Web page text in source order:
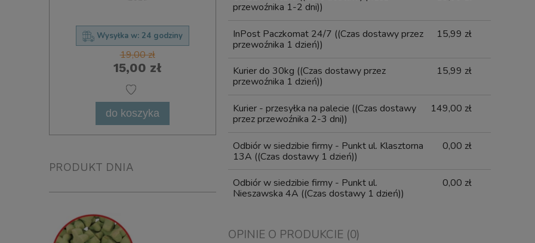
Wysyłka w: 24 godziny
19,00 zł
15,00 zł
do koszyka
Wysyłka w: 24 godziny
6,15 zł
do koszyka
Wysyłka w:
12,49 zł
do koszyka
PRODUKT DNIA
przewoźnika 1-2 dni))
InPost Paczkomat 24/7 ((Czas dostawy przez
przewoźnika 1 dzień))
15,99 zł
Kurier do 30kg ((Czas dostawy przez
przewoźnika 1 dzień))
15,99 zł
Kurier - przesyłka na palecie ((Czas dostawy
przez przewoźnika 2-3 dni))
149,00 zł
Odbiór w siedzibie firmy - Punkt ul. Klasztorna
13A ((Czas dostawy 1 dzień))
0,00 zł
Odbiór w siedzibie firmy - Punkt ul.
Nieszawska 4A ((Czas dostawy 1 dzień))
0,00 zł
OPINIE O PRODUKCIE (0)